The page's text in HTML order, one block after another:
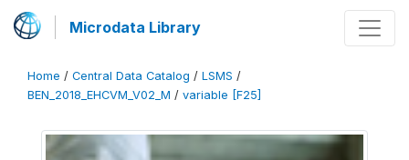
Microdata Library
Home / Central Data Catalog / LSMS /
BEN_2018_EHCVM_V02_M / variable [F25]